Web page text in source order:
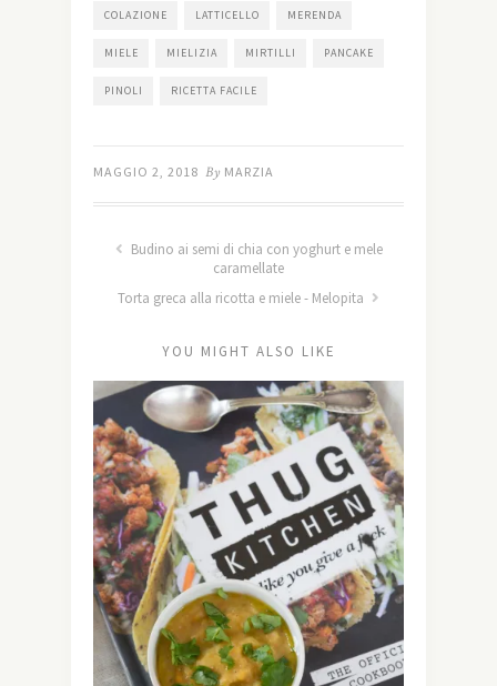
COLAZIONE LATTICELLO MERENDA
MIELE MIELIZIA MIRTILLI PANCAKE
PINOLI RICETTA FACILE
MAGGIO 2, 2018 By MARZIA
Budino ai semi di chia con yoghurt e mele
caramellate
Torta greca alla ricotta e miele - Melopita
YOU MIGHT ALSO LIKE